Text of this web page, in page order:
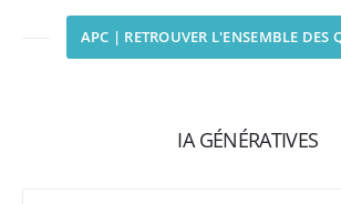
APC | RETROUVER L'ENSEMBLE DES
IA GÉNÉRATIVES